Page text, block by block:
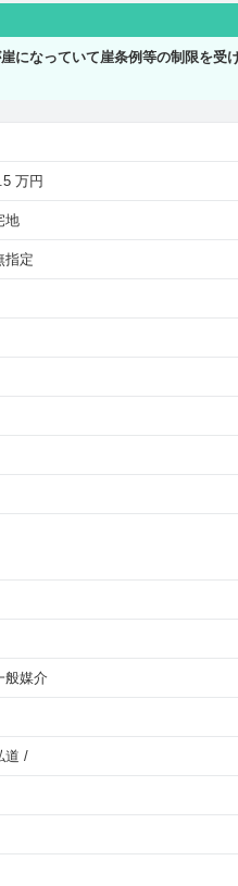
になっていて崖条例等の制限を受
万円
地
指定
般媒介
道 /